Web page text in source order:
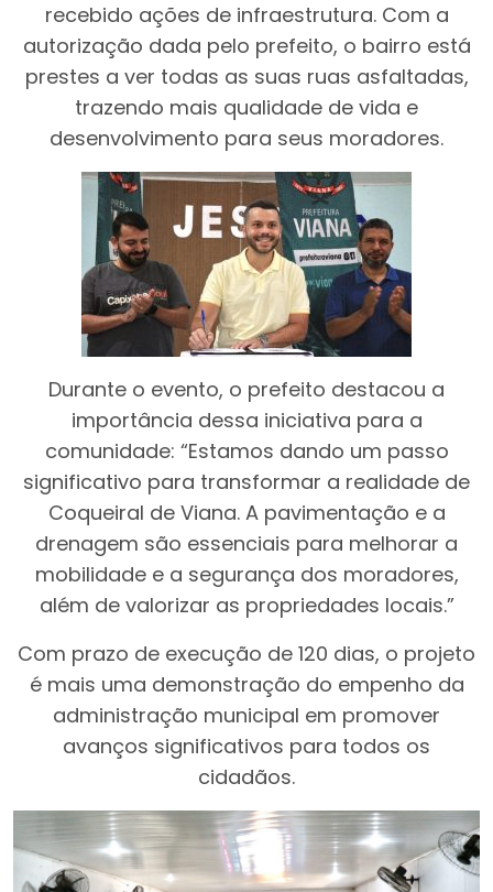
recebido ações de infraestrutura. Com a
autorização dada pelo prefeito, o bairro está
prestes a ver todas as suas ruas asfaltadas,
trazendo mais qualidade de vida e
desenvolvimento para seus moradores.
Durante o evento, o prefeito destacou a
importância dessa iniciativa para a
comunidade: “Estamos dando um passo
significativo para transformar a realidade de
Coqueiral de Viana. A pavimentação e a
drenagem são essenciais para melhorar a
mobilidade e a segurança dos moradores,
além de valorizar as propriedades locais.”
Com prazo de execução de 120 dias, o projeto
é mais uma demonstração do empenho da
administração municipal em promover
avanços significativos para todos os
cidadãos.